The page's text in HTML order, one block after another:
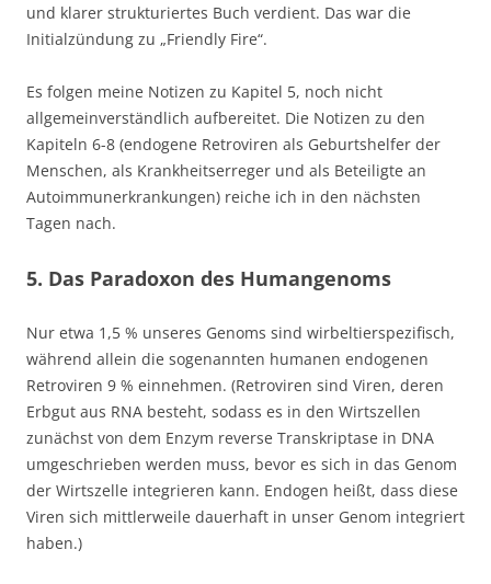
und klarer strukturiertes Buch verdient. Das war die
Initialzündung zu „Friendly Fire“.
Es folgen meine Notizen zu Kapitel 5, noch nicht
allgemeinverständlich aufbereitet. Die Notizen zu den
Kapiteln 6-8 (endogene Retroviren als Geburtshelfer der
Menschen, als Krankheitserreger und als Beteiligte an
Autoimmunerkrankungen) reiche ich in den nächsten
Tagen nach.
5. Das Paradoxon des Humangenoms
Nur etwa 1,5 % unseres Genoms sind wirbeltierspezifisch,
während allein die sogenannten humanen endogenen
Retroviren 9 % einnehmen. (Retroviren sind Viren, deren
Erbgut aus RNA besteht, sodass es in den Wirtszellen
zunächst von dem Enzym reverse Transkriptase in DNA
umgeschrieben werden muss, bevor es sich in das Genom
der Wirtszelle integrieren kann. Endogen heißt, dass diese
Viren sich mittlerweile dauerhaft in unser Genom integriert
haben.)